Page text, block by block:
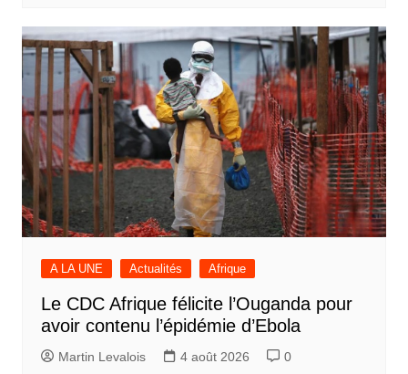
A LA UNE Actualités Afrique
Le CDC Afrique félicite l’Ouganda pour
avoir contenu l’épidémie d’Ebola
Martin Levalois 4 août 2026 0